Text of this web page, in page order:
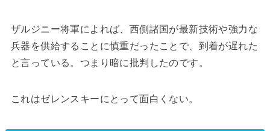
ザルジニー将軍によれば、西側諸国が最新技術や強力な
兵器を供給することに慎重だったことで、到着が遅れた
と言っている。つまり暗に批判したのです。
これはゼレンスキーにとって面白くない。